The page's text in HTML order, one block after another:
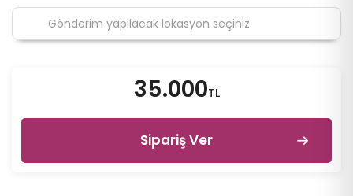
35.000TL
Sipariş Ver